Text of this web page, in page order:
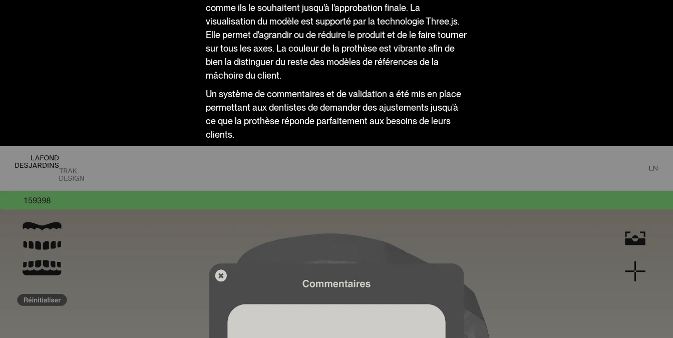
comme ils le souhaitent jusqu'à l'approbation finale. La
visualisation du modèle est supporté par la technologie Three.js.
Elle permet d'agrandir ou de réduire le produit et de le faire tourner
sur tous les axes. La couleur de la prothèse est vibrante afin de
bien la distinguer du reste des modèles de références de la
mâchoire du client.
Un système de commentaires et de validation a été mis en place
permettant aux dentistes de demander des ajustements jusqu'à
ce que la prothèse réponde parfaitement aux besoins de leurs
clients.